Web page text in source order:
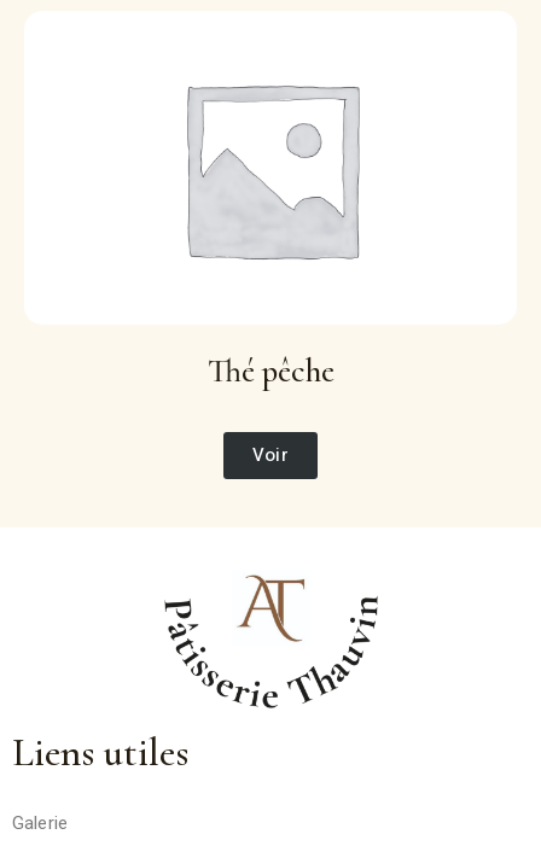
Thé pêche
Voir
Liens utiles
Galerie